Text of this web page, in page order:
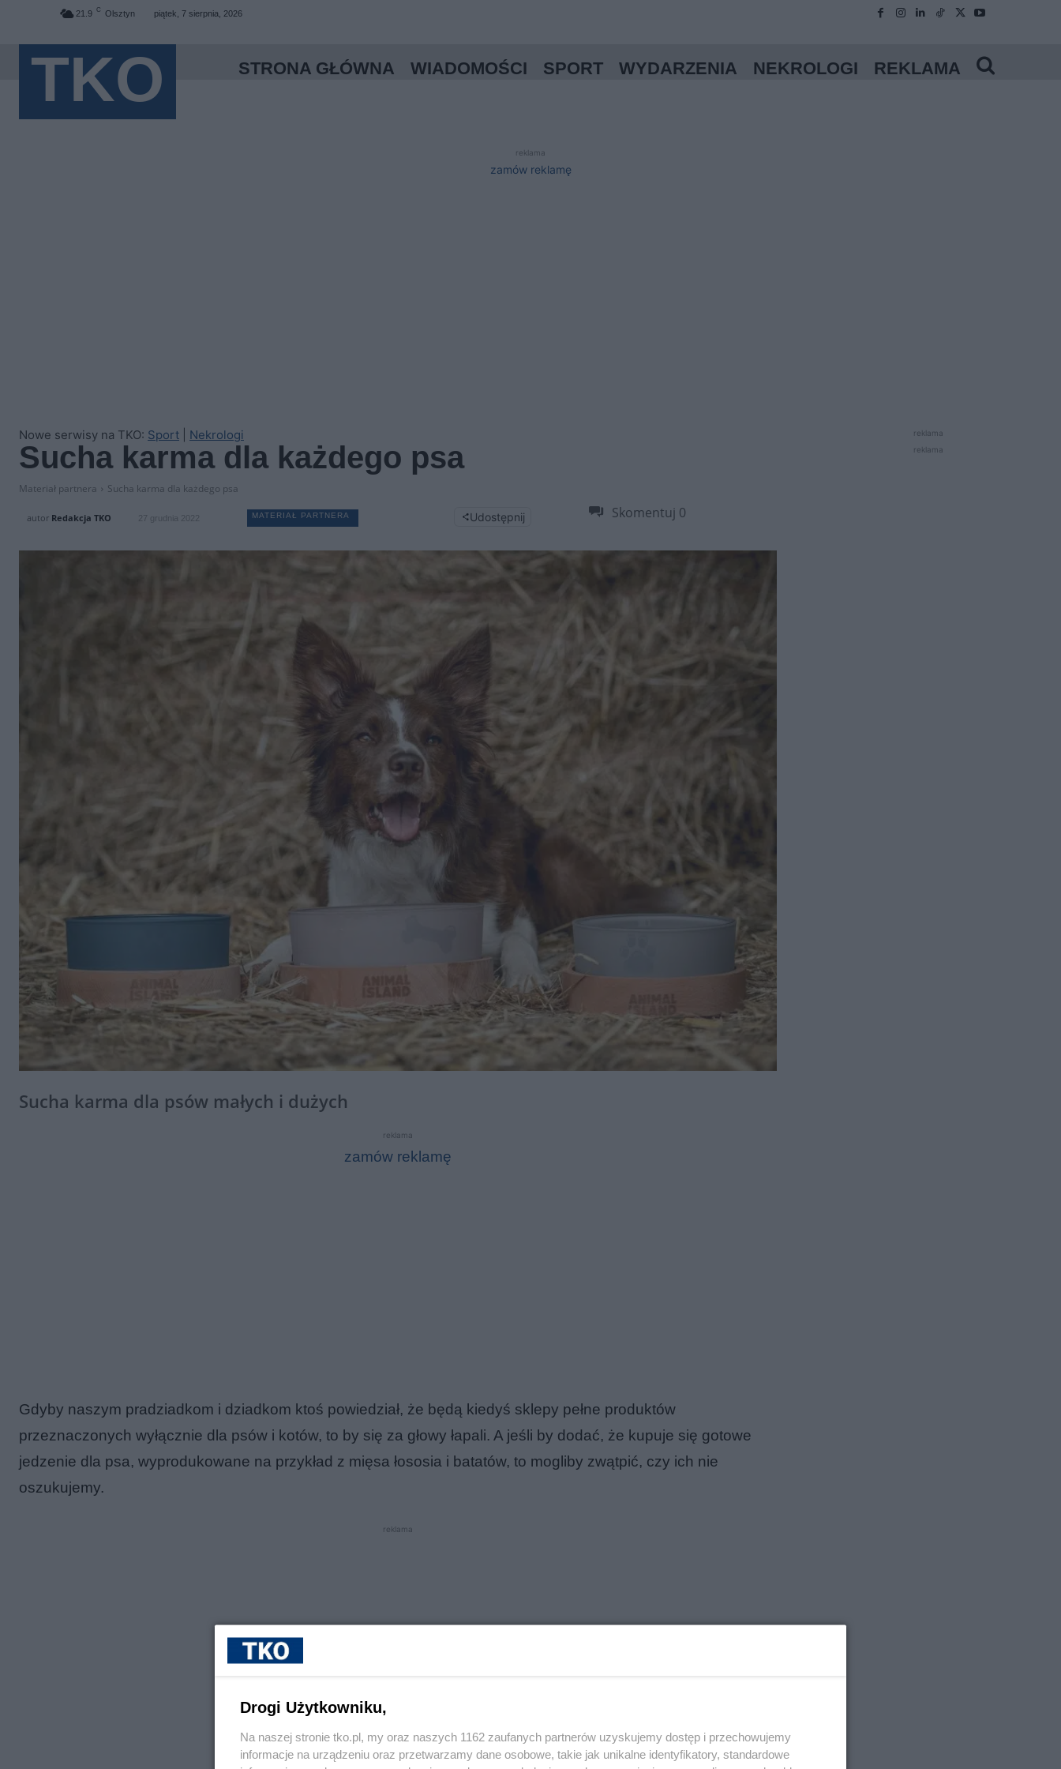
21.9 C Olsztyn piątek, 7 sierpnia, 2026
TKO STRONA GŁÓWNA WIADOMOŚCI SPORT WYDARZENIA NEKROLOGI REKLAMA
reklama
zamów reklamę
Nowe serwisy na TKO: Sport Nekrologi
Sucha karma dla każdego psa
Materiał partnera Sucha karma dla każdego psa
autor Redakcja TKO 27 grudnia 2022 MATERIAŁ PARTNERA Udostępnij Skomentuj 0
Sucha karma dla psów małych i dużych
reklama
zamów reklamę
Gdyby naszym pradziadkom i dziadkom ktoś powiedział, że będą kiedyś sklepy pełne produktów
przeznaczonych wyłącznie dla psów i kotów, to by się za głowy łapali. A jeśli by dodać, że kupuje się gotowe
jedzenie dla psa, wyprodukowane na przykład z mięsa łososia i batatów, to mogliby zwątpić, czy ich nie
oszukujemy.
reklama
reklama
reklama
Drogi Użytkowniku,
Na naszej stronie tko.pl, my oraz naszych 1162 zaufanych partnerów uzyskujemy dostęp i przechowujemy
informacje na urządzeniu oraz przetwarzamy dane osobowe, takie jak unikalne identyfikatory, standardowe